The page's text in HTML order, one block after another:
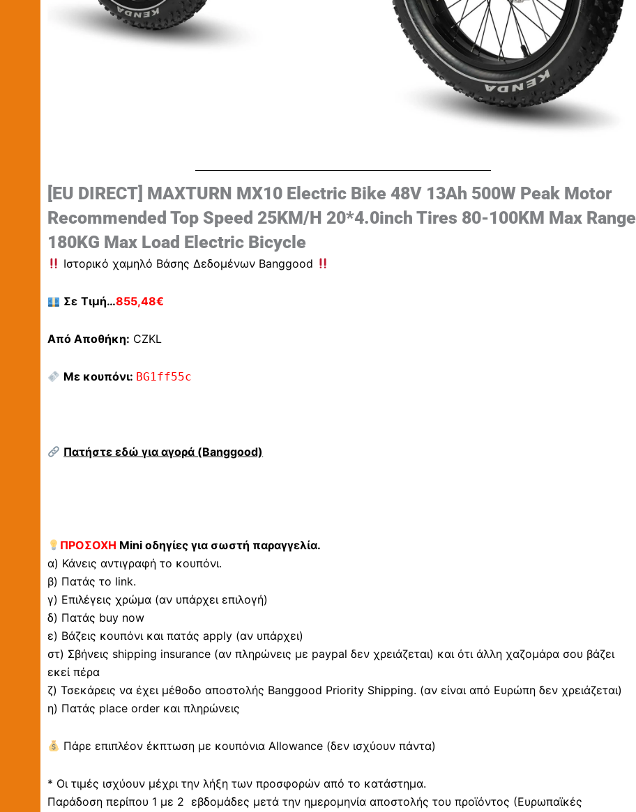
[EU DIRECT] MAXTURN MX10 Electric Bike 48V 13Ah 500W Peak Motor
Recommended Top Speed 25KM/H 20*4.0inch Tires 80-100KM Max Range
180KG Max Load Electric Bicycle
Ιστορικό χαμηλό Βάσης Δεδομένων Banggood
Σε Τιμή…855,48€
Από Αποθήκη: CZKL
Με κουπόνι: BG1ff55c
Πατήστε εδώ για αγορά (Banggood)
ΠΡΟΣΟΧΗ Mini οδηγίες για σωστή παραγγελία.
α) Κάνεις αντιγραφή το κουπόνι.
β) Πατάς το link.
γ) Επιλέγεις χρώμα (αν υπάρχει επιλογή)
δ) Πατάς buy now
ε) Βάζεις κουπόνι και πατάς apply (αν υπάρχει)
στ) Σβήνεις shipping insurance (αν πληρώνεις με paypal δεν χρειάζεται) και ότι άλλη χαζομάρα σου βάζει
εκεί πέρα
ζ) Τσεκάρεις να έχει μέθοδο αποστολής Banggood Priority Shipping. (αν είναι από Ευρώπη δεν χρειάζεται)
η) Πατάς place order και πληρώνεις
Πάρε επιπλέον έκπτωση με κουπόνια Allowance (δεν ισχύουν πάντα)
* Οι τιμές ισχύουν μέχρι την λήξη των προσφορών από το κατάστημα.
Παράδοση περίπου 1 με 2 εβδομάδες μετά την ημερομηνία αποστολής του προϊόντος (Ευρωπαϊκές